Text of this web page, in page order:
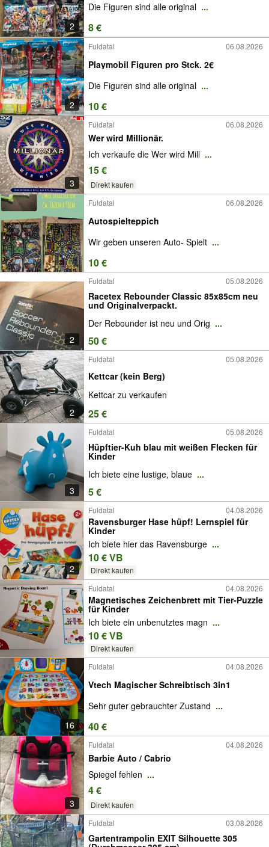
2
Die Figuren sind alle original ...
8 €
2
Fuldatal 06.08.2026
Playmobil Figuren pro Stck. 2€
Die Figuren sind alle original ...
10 €
3
Fuldatal 06.08.2026
Wer wird Millionär.
Ich verkaufe die Wer wird Mill ...
15 €
Direkt kaufen
Fuldatal
06.08.2026
Autospielteppich
Wir geben unseren Auto- Spielt ...
10 €
2
Fuldatal 05.08.2026
Racetex Rebounder Classic 85x85cm neu
und Originalverpackt.
Der Rebounder ist neu und Orig ...
50 €
2
Fuldatal 05.08.2026
Kettcar (kein Berg)
Kettcar zu verkaufen
25 €
3
Fuldatal 05.08.2026
Hüpftier-Kuh blau mit weißen Flecken für
Kinder
Ich biete eine lustige, blaue ...
5 €
2
Fuldatal 04.08.2026
Ravensburger Hase hüpf! Lernspiel für
Kinder
Ich biete hier das Ravensburge ...
10 € VB
Direkt kaufen
Fuldatal
04.08.2026
Magnetisches Zeichenbrett mit Tier-Puzzle
für Kinder
Ich biete ein unbenutztes magn ...
10 € VB
Direkt kaufen
16
Fuldatal 04.08.2026
Vtech Magischer Schreibtisch 3in1
Sehr guter gebrauchter Zustand ...
40 €
3
Fuldatal 04.08.2026
Barbie Auto / Cabrio
Spiegel fehlen ...
4 €
Direkt kaufen
Fuldatal
03.08.2026
Gartentrampolin EXIT Silhouette 305